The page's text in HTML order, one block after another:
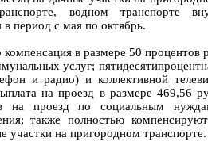
водном транспорте
период с мая по октябрь.
компенсация в размере 50 процентов
услуг;
и радио) и коллективной
на проезд в размере 469,56
на проезд по социальным
также полностью
участки на пригородном транспорте.